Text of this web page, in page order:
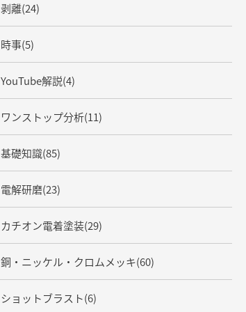
剥離(24)
時事(5)
YouTube解説(4)
ワンストップ分析(11)
基礎知識(85)
電解研磨(23)
カチオン電着塗装(29)
銅・ニッケル・クロムメッキ(60)
ショットブラスト(6)